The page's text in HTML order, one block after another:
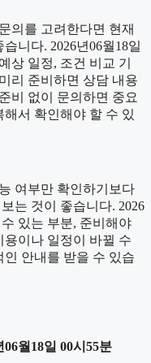
의를 고려한다면 현재
니다. 2026년06월18일
상 일정, 조건 비교 기
리 준비하면 상담 내용
비 없이 문의하면 중요
서 확인해야 할 수 있
여부만 확인하기보다
는 것이 좋습니다. 2026
있는 부분, 준비해야
용이나 일정이 바뀔 수
안내를 받을 수 있습
월18일 00시55분